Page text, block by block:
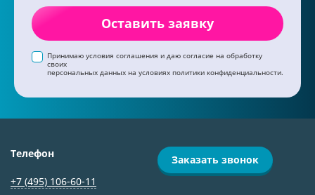
Оставить заявку
Принимаю условия соглашения и даю согласие на обработку
своих
персональных данных на условиях политики конфиденциальности.
Телефон
+7 (495) 106-60-11
Заказать звонок